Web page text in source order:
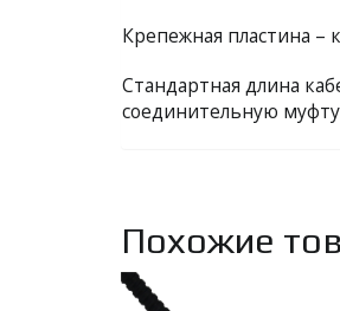
Крепежная пластина –
Стандартная длина
соединительную
Похожие